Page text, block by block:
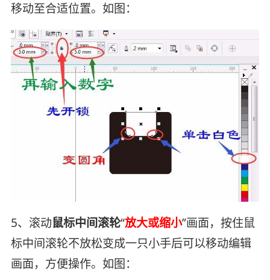
移动至合适位置。如图：
5、滚动鼠标中间滚轮“放大或缩小”画面，按住鼠
标中间滚轮不放松变成一只小手后可以移动编辑
画面，方便操作。如图：